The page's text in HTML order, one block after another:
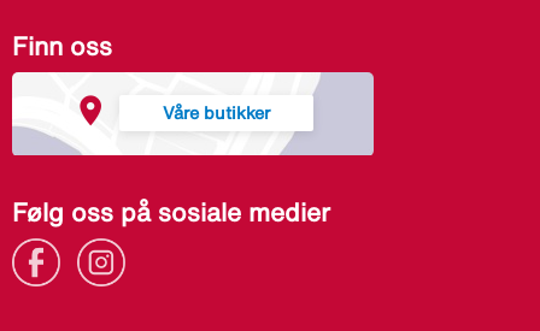
Finn oss
Våre butikker
Følg oss på sosiale medier